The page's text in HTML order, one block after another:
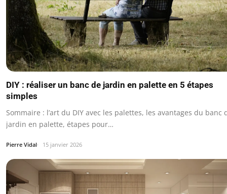
DIY : réaliser un banc de jardin en palette en 5 étapes
simples
Sommaire : l’art du DIY avec les palettes, les avantages du banc
jardin en palette, étapes pour…
Pierre Vidal 15 janvier 2026